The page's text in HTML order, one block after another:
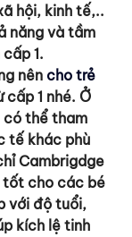
hội, kinh tế,..
năng và tầm
1.
nên cho trẻ
cấp 1 nhé. Ở
có thể tham
tế khác phù
Cambrigdge
tốt cho các bé
với độ tuổi,
kích lệ tinh